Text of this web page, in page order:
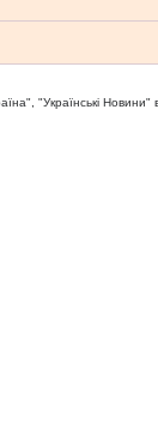
"Українськi